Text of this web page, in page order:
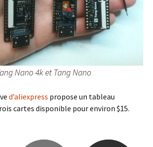
Nano 4k et Tang Nano
d’aliexpress propose un tableau
cartes disponible pour environ $15.